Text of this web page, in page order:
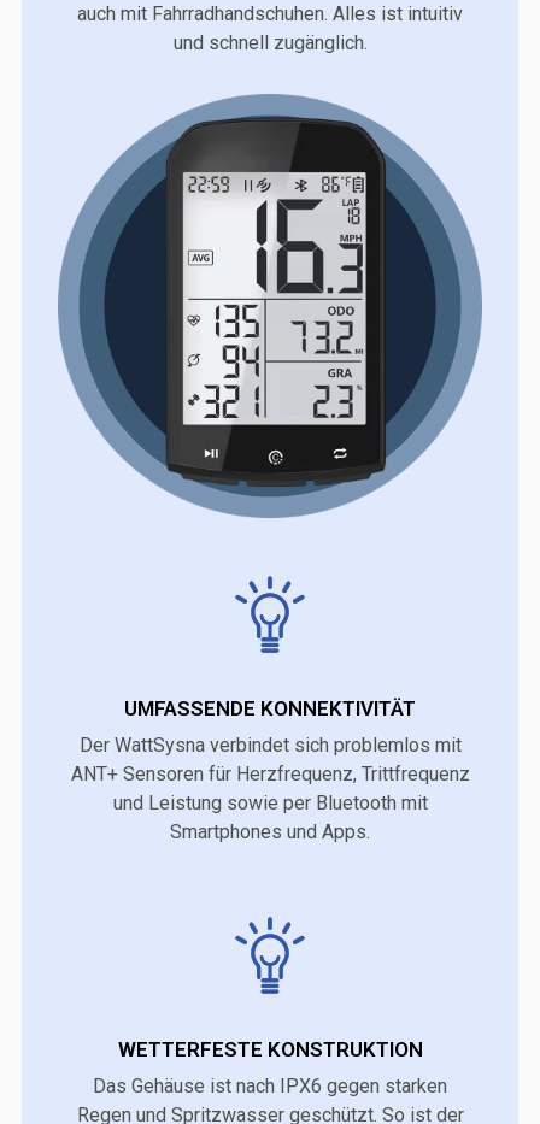
auch mit Fahrradhandschuhen. Alles ist intuitiv
und schnell zugänglich.
UMFASSENDE KONNEKTIVITÄT
Der WattSysna verbindet sich problemlos mit
ANT+ Sensoren für Herzfrequenz, Trittfrequenz
und Leistung sowie per Bluetooth mit
Smartphones und Apps.
WETTERFESTE KONSTRUKTION
Das Gehäuse ist nach IPX6 gegen starken
Regen und Spritzwasser geschützt. So ist der